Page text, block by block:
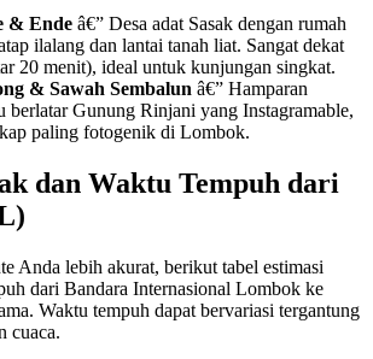
& Ende â€” Desa adat Sasak dengan rumah
ilalang dan lantai tanah liat. Sangat dekat
20 menit), ideal untuk kunjungan singkat.
& Sawah Sembalun â€” Hamparan
berlatar Gunung Rinjani yang Instagramable,
paling fotogenik di Lombok.
dan Waktu Tempuh dari
Anda lebih akurat, berikut tabel estimasi
dari Bandara Internasional Lombok ke
Waktu tempuh dapat bervariasi tergantung
cuaca.